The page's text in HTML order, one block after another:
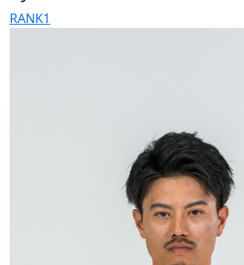
RANK1